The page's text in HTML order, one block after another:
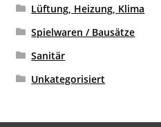
Lüftung, Heizung, Klima
Spielwaren / Bausätze
Sanitär
Unkategorisiert